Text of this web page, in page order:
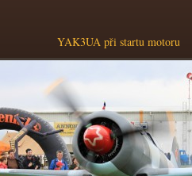
YAK3UA při startu motoru